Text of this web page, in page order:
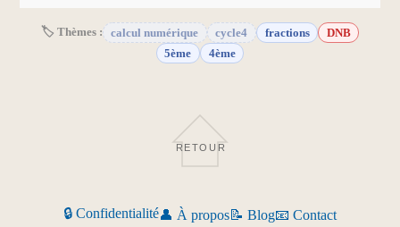
🏷 Thèmes : calcul numérique cycle4 fractions
DNB
5ème
4ème
RETOUR
🔒 Confidentialité👤 À propos📝 Blog📧 Contact